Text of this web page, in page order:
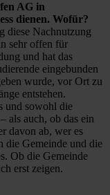
AG in
dienen. Wofür?
diese Nachnutzung
sehr offen für
und hat das
eingebunden
wurde, vor Ort zu
entstehen.
und sowohl die
als auch, ob das ein
davon ab, wer es
die Gemeinde und die
Ob die Gemeinde
erst zeigen.